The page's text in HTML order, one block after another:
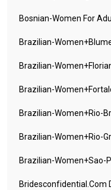
Bosnian-Women For
Brazilian-
Brazilian-
Brazilian-
Brazilian-Women+rio-
Brazilian-Women+rio-
Brazilian-Women+sao-
Bridesconfidential.com